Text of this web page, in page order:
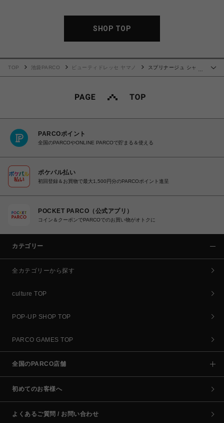
SHOP TOP
…
TOP 池袋PARCO ビューティドレッセ ヤマノ
スプリナージュ シャン
PARCOポイント
全国のPARCOやONLINE PARCOで貯まる＆使える
ポケパル払い
初回登録＆お買物で最大1,500円分のPARCOポイント進呈
POCKET PARCO（公式アプリ）
コイン＆クーポンでPARCOでのお買い物がオトクに
カテゴリー
全カテゴリーから探す
culture TOP
POP-UP SHOP TOP
PARCO GAMES TOP
全国のPARCO店舗
初めてのお客様へ
よくあるご質問 / お問い合わせ